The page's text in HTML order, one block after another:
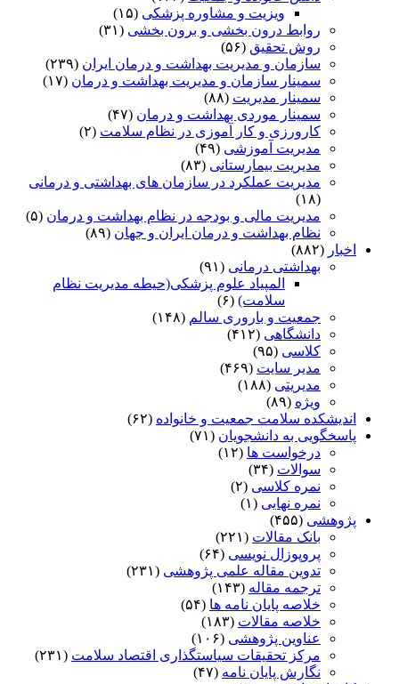
ویزیت و مشاوره پزشکی (۱۵)
روابط درون بخشی و برون بخشی (۳۱)
روش تحقیق (۵۶)
سازمان و مدیریت بهداشت و درمان ایران (۲۳۹)
سمینار سازمان و مدیریت بهداشت و درمان (۱۷)
سمینار مدیریت (۸۸)
سمینار موردی بهداشت و درمان (۴۷)
کارورزی و کار آموزی در نظام سلامت (۲)
مدیریت آموزشی (۴۹)
مدیریت بیمارستانی (۸۳)
مدیریت عملکرد در سازمان های بهداشتی و درمانی
(۱۸)
مدیریت مالی و بودجه در نظام بهداشت و درمان (۵)
نظام بهداشت و درمان ایران و جهان (۸۹)
اخبار (۸۸۲)
بهداشتی درمانی (۹۱)
المپیاد علوم پزشکی(حیطه مدیریت نظام
سلامت) (۶)
جمعیت و باروری سالم (۱۴۸)
دانشگاهی (۴۱۲)
کلاسی (۹۵)
مدیر سایت (۴۶۹)
مدیریتی (۱۸۸)
ویژه (۸۹)
اندیشکده سلامت جمعیت و خانواده (۶۲)
پاسخگویی به دانشجویان (۷۱)
درخواست ها (۱۲)
سوالات (۳۴)
نمره کلاسی (۲)
نمره نهایی (۱)
پژوهشی (۴۵۵)
بانک مقالات (۲۲۱)
پروپوزال نویسی (۶۴)
تدوین مقاله علمی پژوهشی (۲۳۱)
ترجمه مقاله (۱۴۳)
خلاصه پایان نامه ها (۵۴)
خلاصه مقالات (۱۸۳)
عناوین پژوهشی (۱۰۶)
مرکز تحقیقات سیاستگذاری اقتصاد سلامت (۲۳۱)
نگارش پایان نامه (۴۷)